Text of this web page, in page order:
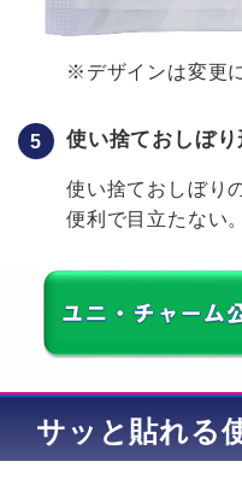
※デザインは変更
使い捨ておしぼ
使い捨ておしぼり
便利で目立たない。
サッと貼れる